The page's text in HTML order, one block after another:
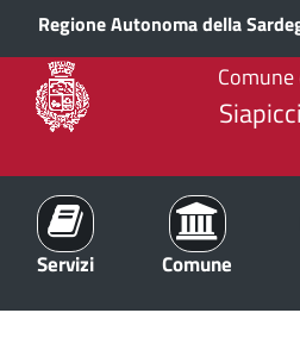
Regione Autonoma della
Comune
Servizi Comune